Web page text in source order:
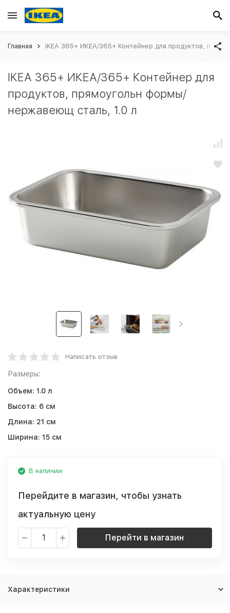
Главная IKEA 365+ ИКЕА/365+ Контейнер для продуктов,
IKEA 365+ ИКЕА/365+ Контейнер для
продуктов, прямоугольн формы/
нержавеющ сталь, 1.0 л
Написать отзыв
Размеры:
Объем: 1.0 л
Высота: 6 см
Длина: 21 см
Ширина: 15 см
В наличии
Перейдите в магазин, чтобы узнать
актуальную цену
Перейти в магазин
Характеристики